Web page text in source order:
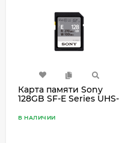
Карта памяти Sony
128GB SF-E Series UHS-
(SF-E128A)
В НАЛИЧИИ